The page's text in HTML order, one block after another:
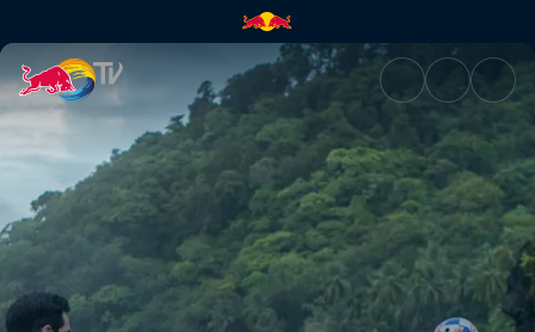
Ein BMX-Park Mitten im